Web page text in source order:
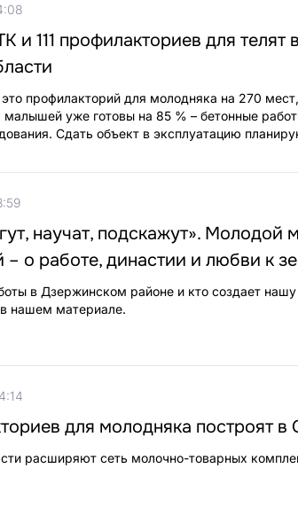
и 111 профилакториев для телят
профилакторий для молодняка на 270
уже готовы на 85 % – бетонные
Сдать объект в эксплуатацию
научат, подскажут». Молодой
– о работе, династии и любви к
в Дзержинском районе и кто создает
в нашем материале.
для молодняка построят
расширяют сеть молочно-товарных